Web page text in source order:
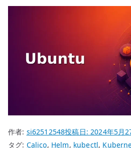
作者: si62512548投稿日:2024年5月
タグ: Calico, Helm, kubectl,